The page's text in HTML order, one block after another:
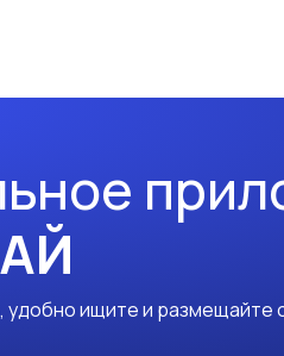
удобно ищите и